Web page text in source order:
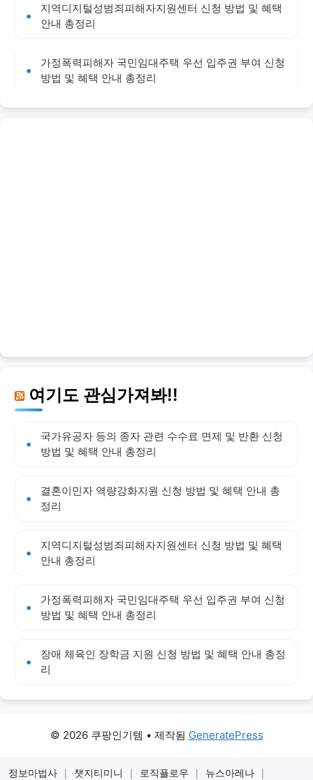
지역디지털성범죄피해자지원센터 신청 방법 및 혜택
안내 총정리
가정폭력피해자 국민임대주택 우선 입주권 부여 신청
방법 및 혜택 안내 총정리
여기도 관심가져봐!!
국가유공자 등의 종자 관련 수수료 면제 및 반환 신청
방법 및 혜택 안내 총정리
결혼이민자 역량강화지원 신청 방법 및 혜택 안내 총
정리
지역디지털성범죄피해자지원센터 신청 방법 및 혜택
안내 총정리
가정폭력피해자 국민임대주택 우선 입주권 부여 신청
방법 및 혜택 안내 총정리
장애 체육인 장학금 지원 신청 방법 및 혜택 안내 총정
리
© 2026 쿠팡인기템 • 제작됨 GeneratePress
정보마법사 | 챗지티미니 | 로직플로우 | 뉴스아레나 |